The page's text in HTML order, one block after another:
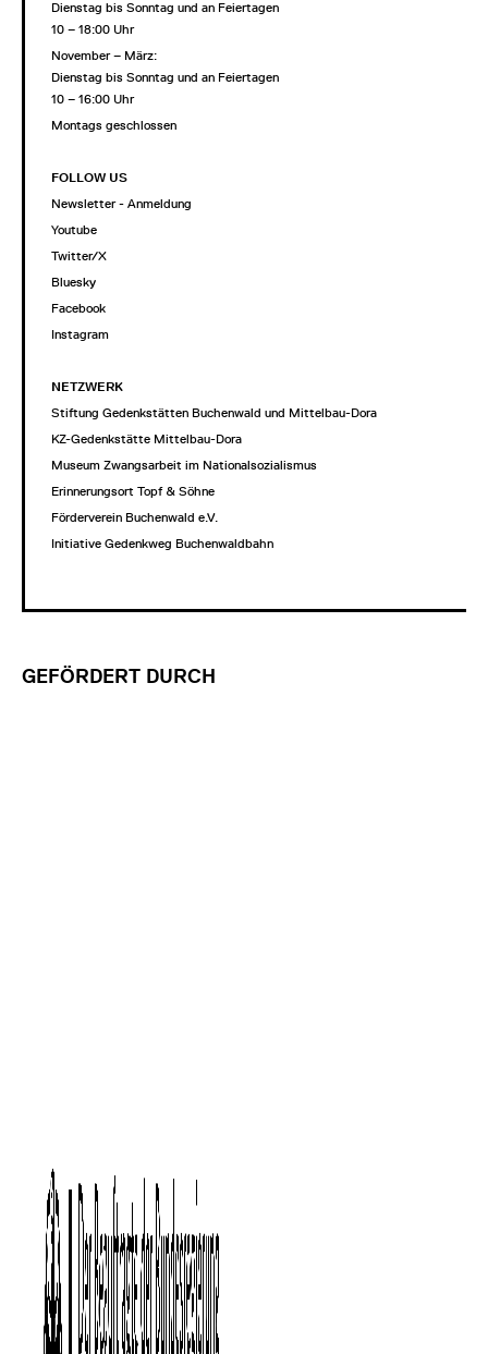
Dienstag bis Sonntag und an Feiertagen
10 – 18:00 Uhr
November – März:
Dienstag bis Sonntag und an Feiertagen
10 – 16:00 Uhr
Montags geschlossen
FOLLOW US
Newsletter - Anmeldung
Youtube
Twitter/X
Bluesky
Facebook
Instagram
NETZWERK
Stiftung Gedenkstätten Buchenwald und Mittelbau-Dora
KZ-Gedenkstätte Mittelbau-Dora
Museum Zwangsarbeit im Nationalsozialismus
Erinnerungsort Topf & Söhne
Förderverein Buchenwald e.V.
Initiative Gedenkweg Buchenwaldbahn
GEFÖRDERT DURCH